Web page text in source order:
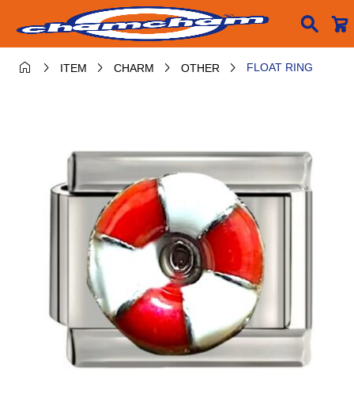

  ITEM  CHARM  OTHER  FLOAT RING